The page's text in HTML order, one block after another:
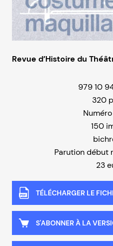
Revue d’Histoire du
979 10
320
150
Parution début
23
TÉLÉCHARGER LE
S'ABONNER À LA